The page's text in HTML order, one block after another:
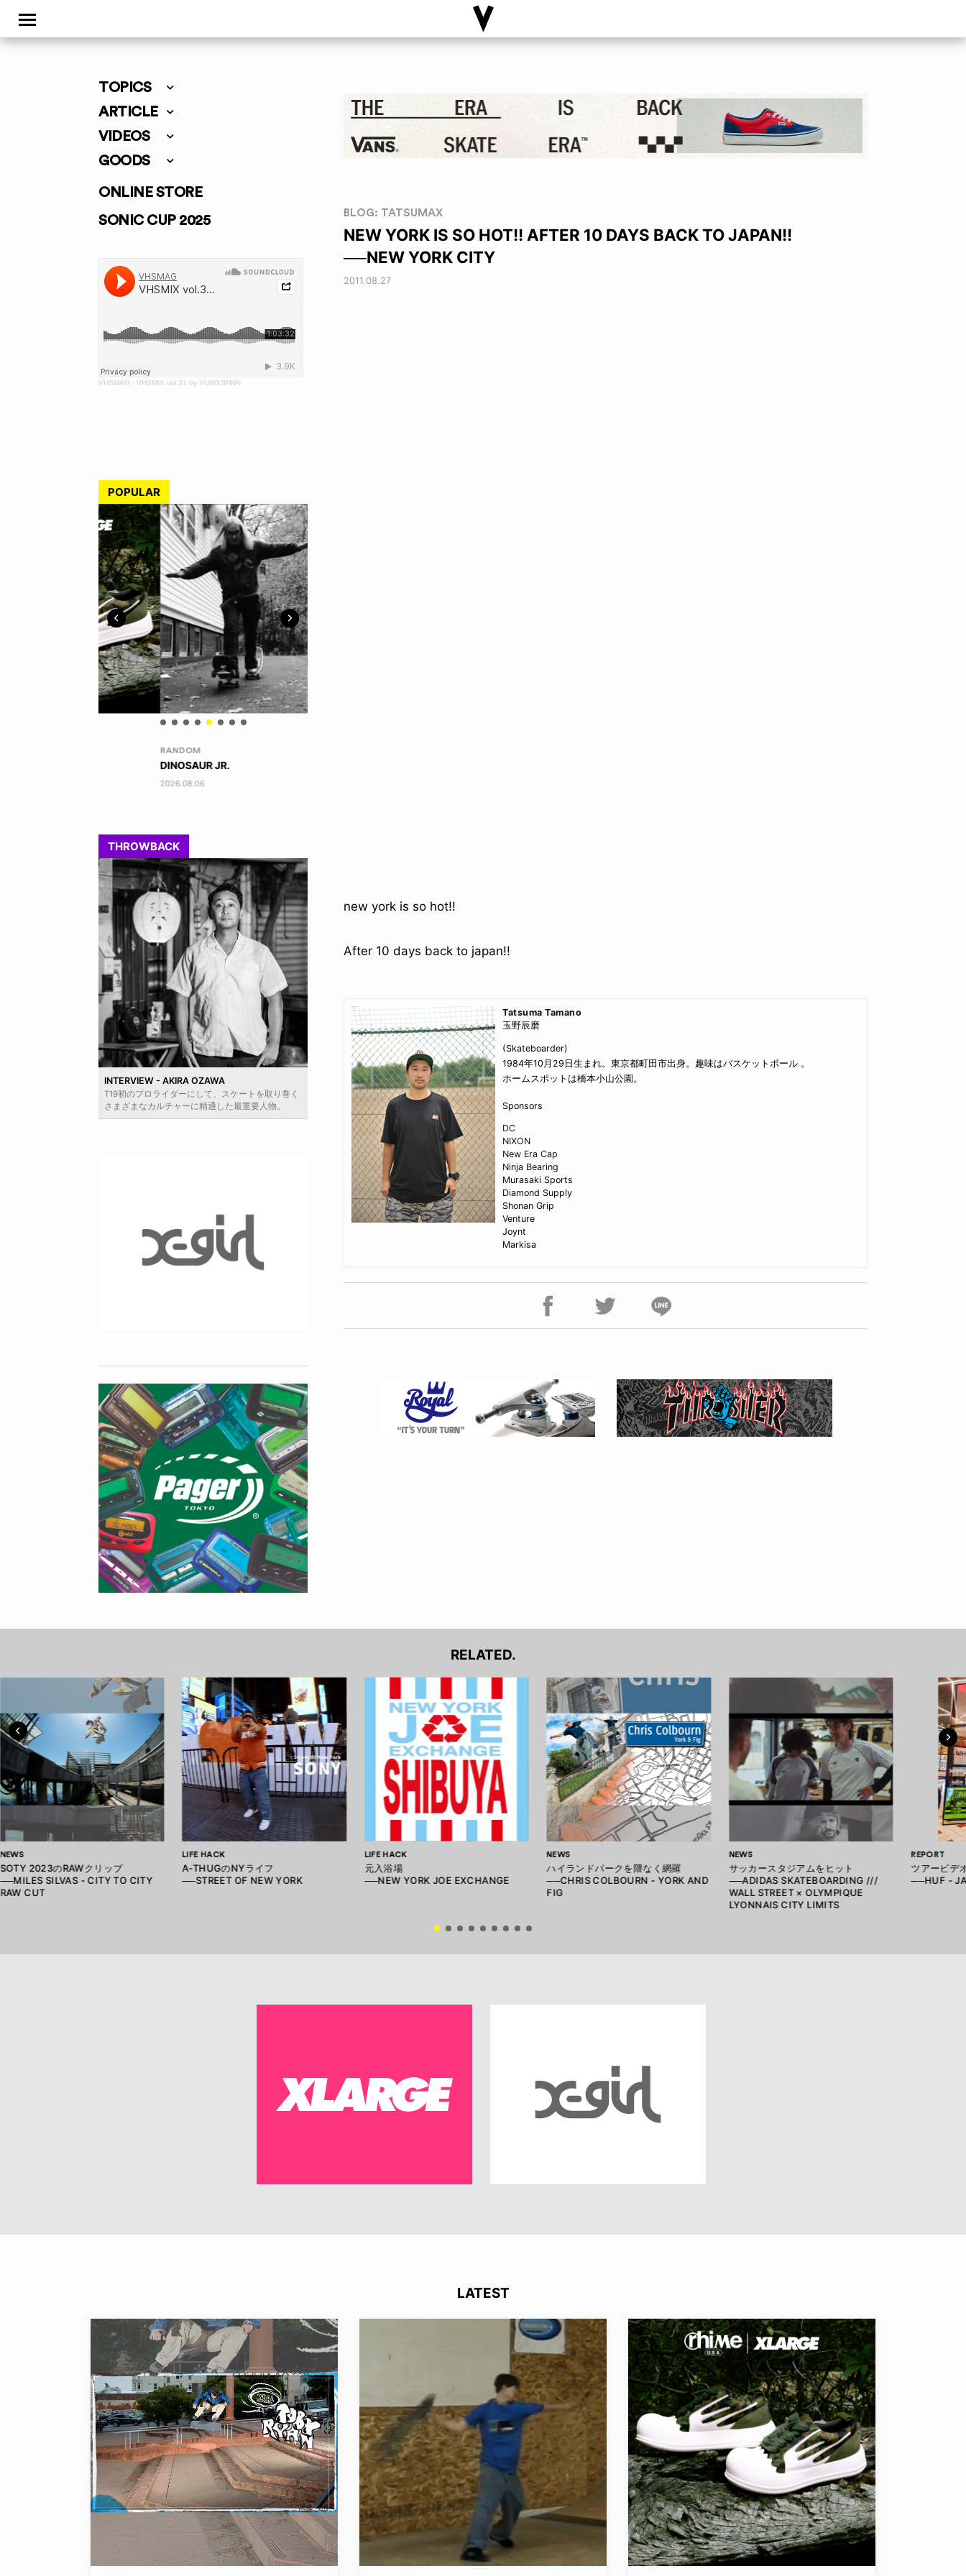
TOPICS
ARTICLE
VIDEOS
GOODS
ONLINE STORE
SONIC CUP 2025
VHSMAG · VHSMIX vol.31 by YUNGJINNN
POPULAR
DINOSAUR JR.
THROWBACK
INTERVIEW - AKIRA OZAWA
T19初のプロライダーにして、スケートを取り巻く
さまざまなカルチャーに精通した最重要人物。
BLOG: TATSUMAX
NEW YORK IS SO HOT!! AFTER 10 DAYS BACK TO JAPAN!!
──NEW YORK CITY
2011.08.27
new york is so hot!!
After 10 days back to japan!!
Tatsuma Tamano
玉野辰磨
(Skateboarder)
1984年10月29日生まれ。東京都町田市出身。趣味はバスケットボール 。
ホームスポットは橋本小山公園。
Sponsors
DC
NIXON
New Era Cap
Ninja Bearing
Murasaki Sports
Diamond Supply
Shonan Grip
Venture
Joynt
Markisa
RELATED.
NEWS
SOTY 2023のRAWクリップ
──MILES SILVAS - CITY TO CITY
RAW CUT
LIFE HACK
A-THUGのNYライフ
──STREET OF NEW YORK
LIFE HACK
元入浴場
──NEW YORK JOE EXCHANGE
NEWS
ハイランドパークを隈なく網羅
──CHRIS COLBOURN - YORK AND
FIG
NEWS
サッカースタジアムをヒット
──ADIDAS SKATEBOARDING ///
WALL STREET × OLYMPIQUE
LYONNAIS CITY LIMITS
REPORT
ツアービデ
──HUF -
LATEST